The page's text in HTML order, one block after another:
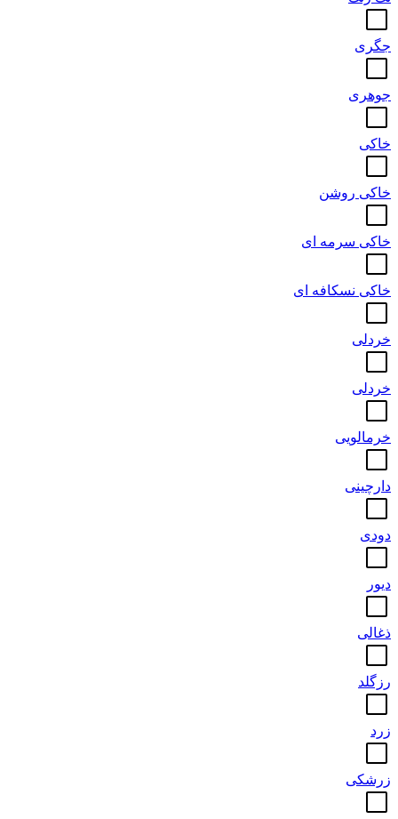
جگری
جوهری
خاکی
خاکی روشن
خاکی سرمه ای
خاکی نسکافه ای
خردلی
خردلی
خرمالویی
دارچینی
دودی
دیور
ذغالی
رزگلد
زرد
زرشکی